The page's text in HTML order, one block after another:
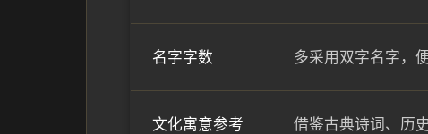
名字字数 多采用双字名字，
文化寓意参考 借鉴古典诗词、历